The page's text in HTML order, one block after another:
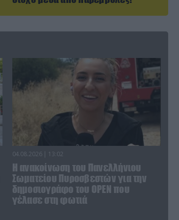
04.08.2026 | 13:02
Η ανακοίνωση του Πανελλήνιου
Σωματείου Πυροσβεστών για την
δημοσιογράφο του OPEN που
γέλασε στη φωτιά